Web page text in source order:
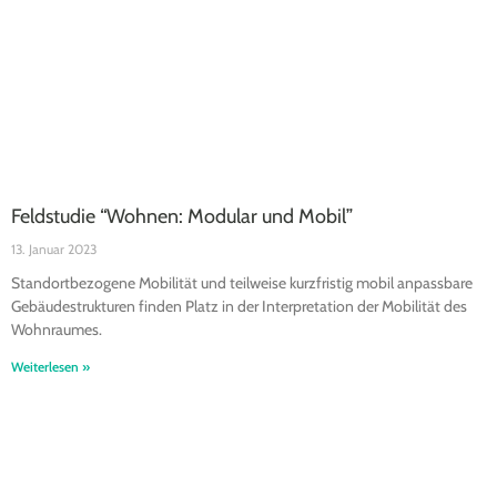
Feldstudie “Wohnen: Modular und Mobil”
13. Januar 2023
Standortbezogene Mobilität und teilweise kurzfristig mobil anpassbare
Gebäudestrukturen finden Platz in der Interpretation der Mobilität des
Wohnraumes.
Weiterlesen »